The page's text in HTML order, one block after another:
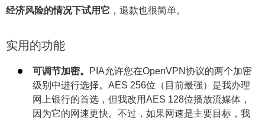
经济风险的情况下试用它 ，退款也很简单。
实用的功能
可调节加密。
PIA允许您在OpenVPN协议的两个加密
级别中进行选择。AES 256位（目前最强）是我办理
网上银行的首选，但我改用AES 128位播放流媒体，
因为它的网速更快。不过，如果网速是主要目标，我